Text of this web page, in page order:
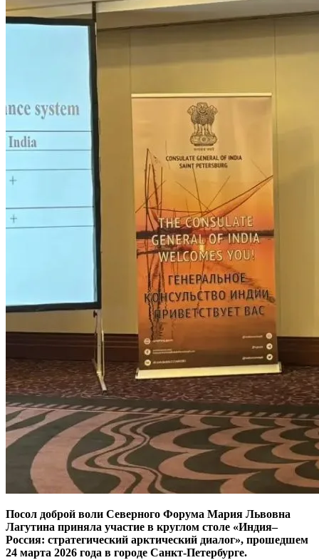
Посол доброй воли Северного Форума Мария Львовна
Лагутина приняла участие в круглом столе «Индия–
Россия: стратегический арктический диалог», прошедшем
24 марта 2026 года в городе Санкт-Петербурге.